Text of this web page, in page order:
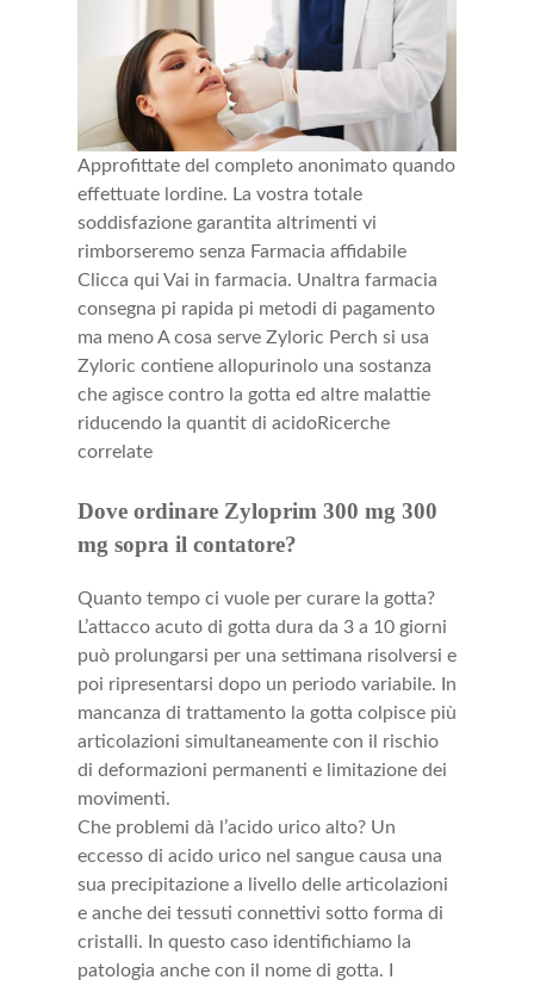
Approfittate del completo anonimato quando
effettuate lordine. La vostra totale
soddisfazione garantita altrimenti vi
rimborseremo senza Farmacia affidabile
Clicca qui Vai in farmacia. Unaltra farmacia
consegna pi rapida pi metodi di pagamento
ma meno A cosa serve Zyloric Perch si usa
Zyloric contiene allopurinolo una sostanza
che agisce contro la gotta ed altre malattie
riducendo la quantit di acidoRicerche
correlate
Dove ordinare Zyloprim 300 mg 300
mg sopra il contatore?
Quanto tempo ci vuole per curare la gotta?
L’attacco acuto di gotta dura da 3 a 10 giorni
può prolungarsi per una settimana risolversi e
poi ripresentarsi dopo un periodo variabile. In
mancanza di trattamento la gotta colpisce più
articolazioni simultaneamente con il rischio
di deformazioni permanenti e limitazione dei
movimenti.
Che problemi dà l’acido urico alto? Un
eccesso di acido urico nel sangue causa una
sua precipitazione a livello delle articolazioni
e anche dei tessuti connettivi sotto forma di
cristalli. In questo caso identifichiamo la
patologia anche con il nome di gotta. I